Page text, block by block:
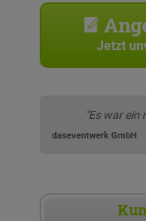
Jetzt
"Es war ein
daseventwerk GmbH